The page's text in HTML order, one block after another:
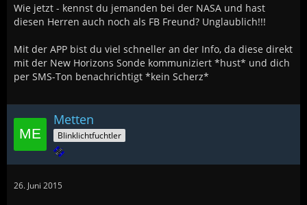
Wie jetzt - kennst du jemanden bei der NASA und hast
diesen Herren auch noch als FB Freund? Unglaublich!!!
Mit der APP bist du viel schneller an der Info, da diese direkt
mit der New Horizons Sonde kommuniziert *hust* und dich
per SMS-Ton benachrichtigt *kein Scherz*
Metten
Blinklichtfuchtler
26. Juni 2015